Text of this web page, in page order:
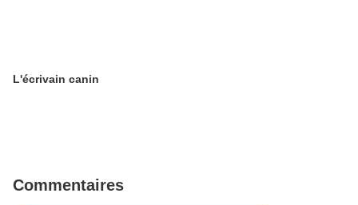
L'écrivain canin
Commentaires